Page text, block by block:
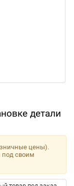
детали
цены).
под своим